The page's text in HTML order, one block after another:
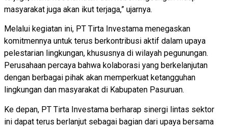
masyarakat juga akan ikut terjaga,” ujarnya.
Melalui kegiatan ini, PT Tirta Investama menegaskan
komitmennya untuk terus berkontribusi aktif dalam upaya
pelestarian lingkungan, khususnya di wilayah pegunungan.
Perusahaan percaya bahwa kolaborasi yang berkelanjutan
dengan berbagai pihak akan memperkuat ketangguhan
lingkungan dan masyarakat di Kabupaten Pasuruan.
Ke depan, PT Tirta Investama berharap sinergi lintas sektor
ini dapat terus berlanjut sebagai bagian dari upaya bersama